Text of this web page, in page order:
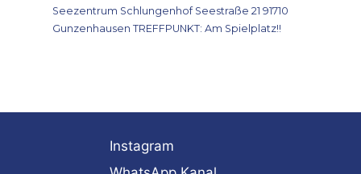
Seezentrum Schlungenhof Seestraße 21 91710
Gunzenhausen TREFFPUNKT: Am Spielplatz!!
Instagram